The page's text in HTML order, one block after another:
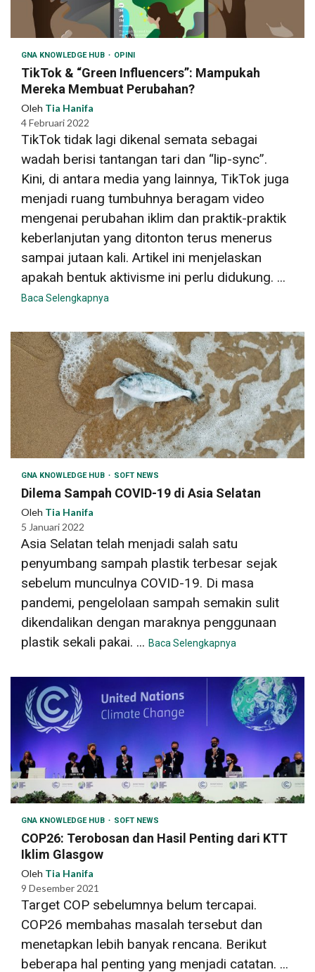
GNA KNOWLEDGE HUB OPINI
TikTok & “Green Influencers”: Mampukah
Mereka Membuat Perubahan?
Oleh Tia Hanifa
4 Februari 2022
TikTok tidak lagi dikenal semata sebagai
wadah berisi tantangan tari dan “lip-sync”.
Kini, di antara media yang lainnya, TikTok juga
menjadi ruang tumbuhnya beragam video
mengenai perubahan iklim dan praktik-praktik
keberlanjutan yang ditonton terus menerus
sampai jutaan kali. Artikel ini menjelaskan
apakah bentuk aktivisme ini perlu didukung. ...
Baca Selengkapnya
GNA KNOWLEDGE HUB SOFT NEWS
Dilema Sampah COVID-19 di Asia Selatan
Oleh Tia Hanifa
5 Januari 2022
Asia Selatan telah menjadi salah satu
penyumbang sampah plastik terbesar sejak
sebelum munculnya COVID-19. Di masa
pandemi, pengelolaan sampah semakin sulit
dikendalikan dengan maraknya penggunaan
plastik sekali pakai. ... Baca Selengkapnya
GNA KNOWLEDGE HUB SOFT NEWS
COP26: Terobosan dan Hasil Penting dari KTT
Iklim Glasgow
Oleh Tia Hanifa
9 Desember 2021
Target COP sebelumnya belum tercapai.
COP26 membahas masalah tersebut dan
menetapkan lebih banyak rencana. Berikut
beberapa hal penting yang menjadi catatan. ...